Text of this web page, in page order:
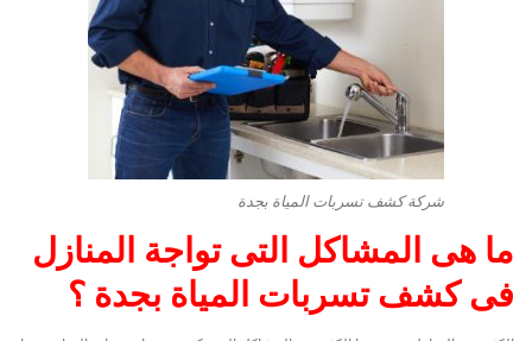
شركة كشف تسربات المياة بجدة
ما هى المشاكل التى تواجة المنازل
فى كشف تسربات المياة بجدة ؟